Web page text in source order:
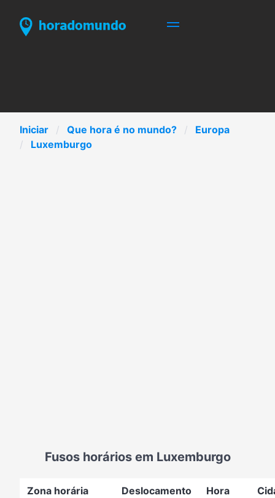
Iniciar Que hora é no mundo?
Europa
Luxemburgo
Fusos horários em Luxemburgo
Zona horária
Deslocamento
Hora